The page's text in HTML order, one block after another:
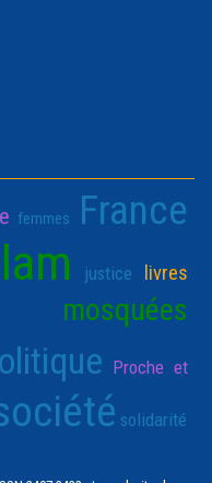
femmes France
justice livres
mosquées
Proche et
solidarité